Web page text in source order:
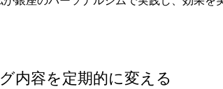
内容を定期的に変える